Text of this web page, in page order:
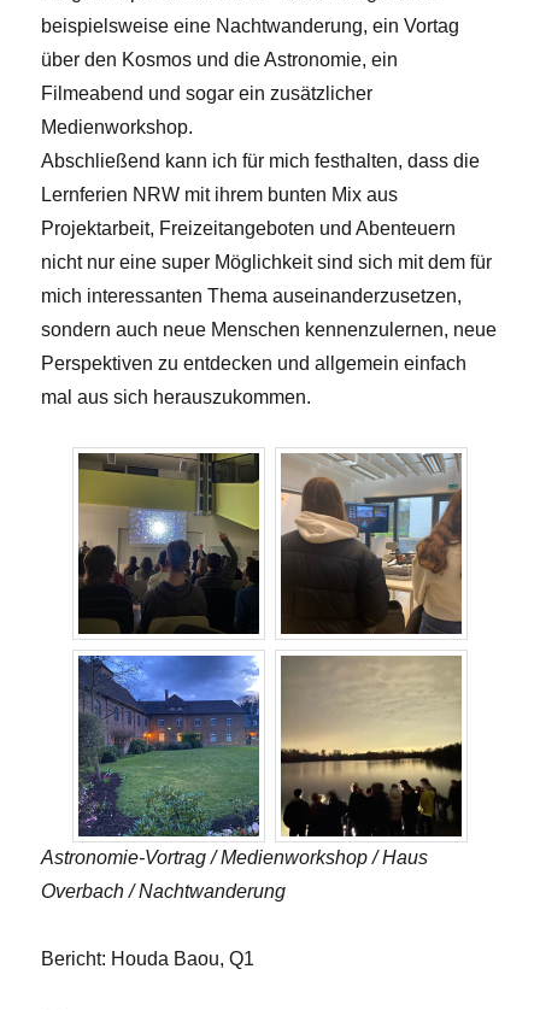
beispielsweise eine Nachtwanderung, ein Vortag
über den Kosmos und die Astronomie, ein
Filmeabend und sogar ein zusätzlicher
Medienworkshop.
Abschließend kann ich für mich festhalten, dass die
Lernferien NRW mit ihrem bunten Mix aus
Projektarbeit, Freizeitangeboten und Abenteuern
nicht nur eine super Möglichkeit sind sich mit dem für
mich interessanten Thema auseinanderzusetzen,
sondern auch neue Menschen kennenzulernen, neue
Perspektiven zu entdecken und allgemein einfach
mal aus sich herauszukommen.
Astronomie-Vortrag / Medienworkshop / Haus
Overbach / Nachtwanderung
Bericht: Houda Baou, Q1